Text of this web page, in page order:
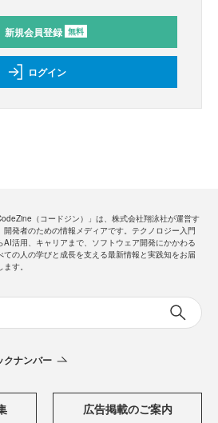
新規会員登録 無料
ログイン
（コードジン）」は、株式会社翔泳社が運営す
開発者のための情報メディアです。テクノロジー入門
AI活用、キャリアまで、ソフトウェア開発にかかわる
ての人の学びと成長を支える最新情報と実践知をお届
す。
クナンバー
広告掲載のご案内